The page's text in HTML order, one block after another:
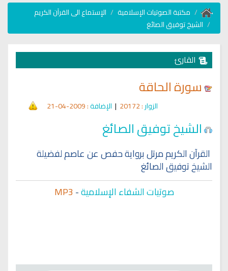
مكتبة الصوتيات الإسلامية
الإستماع الى القرآن الكريم
الشيخ توفيق الصائغ
القارئ
سورة الحاقة
الزوار: 20172
| الإضافة: 2009-04-21
الشيخ توفيق الصائغ
القرآن الكريم مرتل برواية حفص عن عاصم لفضيلة
الشيخ توفيق الصائغ
صوتيات الشفاء الإسلامية-
MP3